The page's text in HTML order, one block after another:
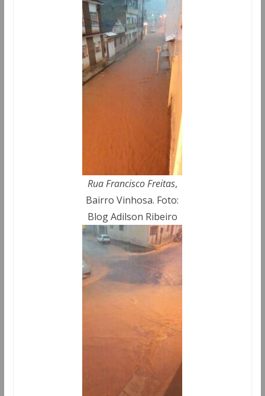
Rua Francisco Freitas,
Bairro Vinhosa. Foto:
Blog Adilson Ribeiro